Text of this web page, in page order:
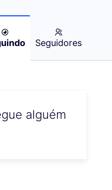
Seguidores
alguém